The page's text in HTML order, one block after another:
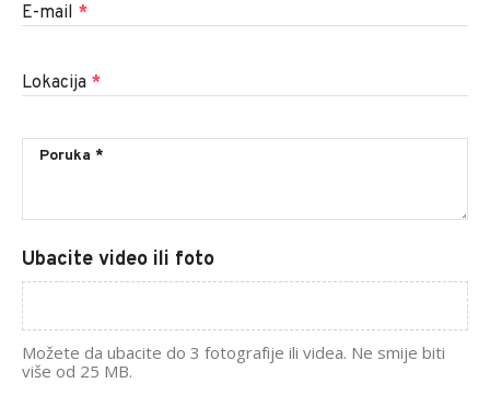
E-mail *
Lokacija *
Ubacite video ili foto
Možete da ubacite do 3 fotografije ili videa. Ne smije biti
više od 25 MB.